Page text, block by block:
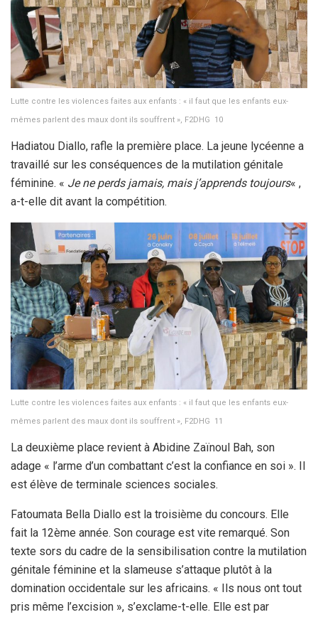
Lutte contre les violences faites aux enfants : « il faut que les enfants eux-
mêmes parlent des maux dont ils souffrent », F2DHG 10
Hadiatou Diallo, rafle la première place. La jeune lycéenne a
travaillé sur les conséquences de la mutilation génitale
féminine. « Je ne perds jamais, mais j’apprends toujours« ,
a-t-elle dit avant la compétition.
Lutte contre les violences faites aux enfants : « il faut que les enfants eux-
mêmes parlent des maux dont ils souffrent », F2DHG 11
La deuxième place revient à Abidine Zaïnoul Bah, son
adage « l’arme d’un combattant c’est la confiance en soi ». Il
est élève de terminale sciences sociales.
Fatoumata Bella Diallo est la troisième du concours. Elle
fait la 12ème année. Son courage est vite remarqué. Son
texte sors du cadre de la sensibilisation contre la mutilation
génitale féminine et la slameuse s’attaque plutôt à la
domination occidentale sur les africains. « Ils nous ont tout
pris même l’excision », s’exclame-t-elle. Elle est par